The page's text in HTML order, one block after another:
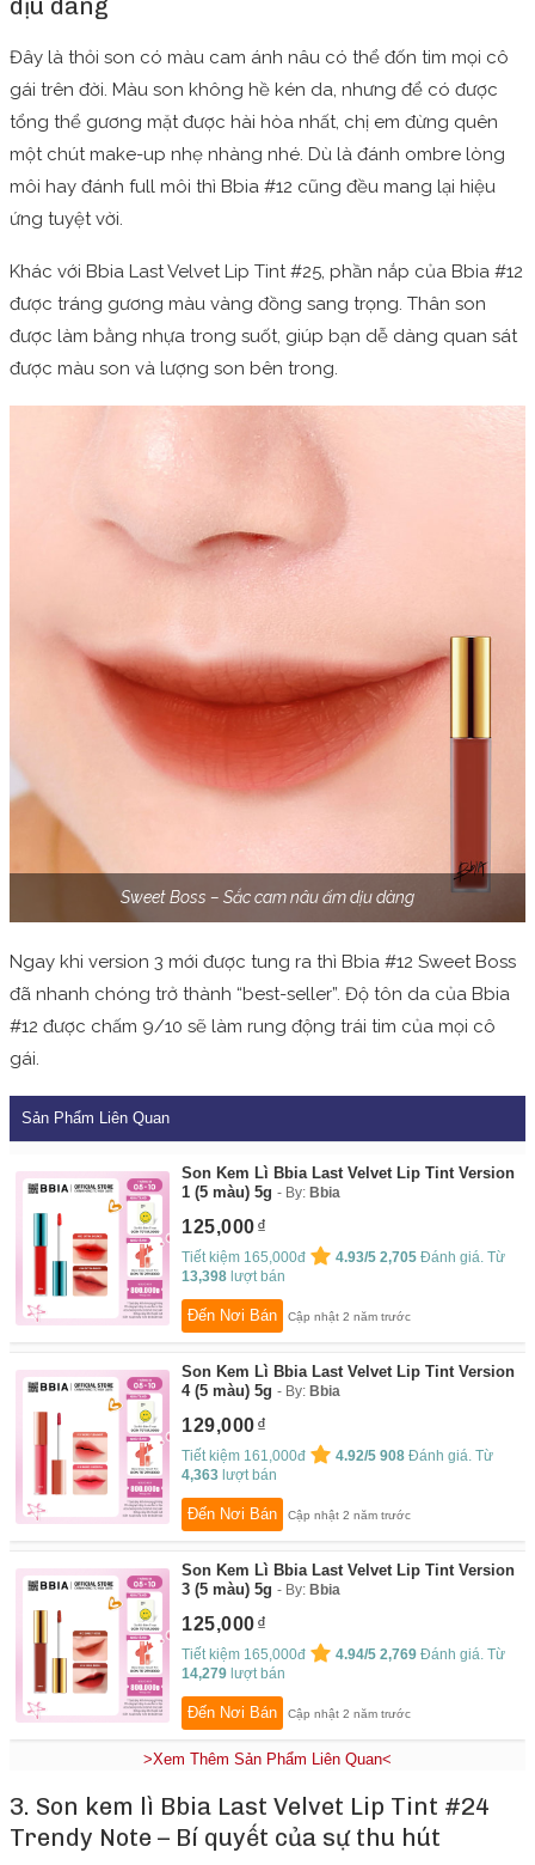
dịu dàng
Đây là thỏi son có màu cam ánh nâu có thể đốn tim mọi cô
gái trên đời. Màu son không hề kén da, nhưng để có được
tổng thể gương mặt được hài hòa nhất, chị em đừng quên
một chút make-up nhẹ nhàng nhé. Dù là đánh ombre lòng
môi hay đánh full môi thì Bbia #12 cũng đều mang lại hiệu
ứng tuyệt vời.
Khác với Bbia Last Velvet Lip Tint #25, phần nắp của Bbia #12
được tráng gương màu vàng đồng sang trọng. Thân son
được làm bằng nhựa trong suốt, giúp bạn dễ dàng quan sát
được màu son và lượng son bên trong.
Sweet Boss – Sắc cam nâu ấm dịu dàng
Ngay khi version 3 mới được tung ra thì Bbia #12 Sweet Boss
đã nhanh chóng trở thành “best-seller”. Độ tôn da của Bbia
#12 được chấm 9/10 sẽ làm rung động trái tim của mọi cô
gái.
Sản Phẩm Liên Quan
Son Kem Lì Bbia Last Velvet Lip Tint Version
1 (5 màu) 5g
By: Bbia
125,000
Tiết kiệm 165,000đ 4.93/5 2,705 Đánh giá. Từ
13,398 lượt bán
Đến Nơi Bán Cập nhật 2 năm trước
Son Kem Lì Bbia Last Velvet Lip Tint Version
4 (5 màu) 5g
By: Bbia
129,000
Tiết kiệm 161,000đ 4.92/5 908 Đánh giá. Từ
4,363 lượt bán
Đến Nơi Bán Cập nhật 2 năm trước
Son Kem Lì Bbia Last Velvet Lip Tint Version
3 (5 màu) 5g
By: Bbia
125,000
Tiết kiệm 165,000đ 4.94/5 2,769 Đánh giá. Từ
14,279 lượt bán
Đến Nơi Bán Cập nhật 2 năm trước
>Xem Thêm Sản Phẩm Liên Quan<
3. Son kem lì Bbia Last Velvet Lip Tint #24
Trendy Note – Bí quyết của sự thu hút